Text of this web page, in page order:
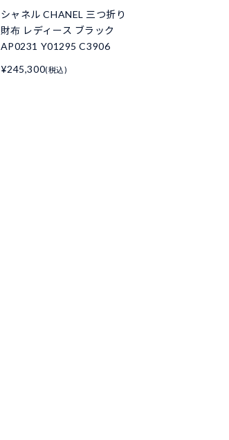
シャネル CHANEL 三つ折り
財布 レディース ブラック
AP0231 Y01295 C3906
¥245,300(税込)